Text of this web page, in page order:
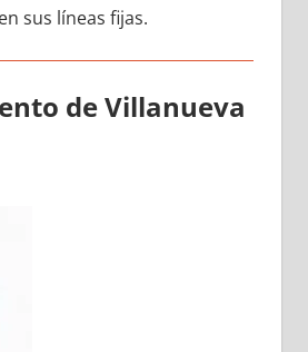
sus líneas fijas.
dе Villanueva